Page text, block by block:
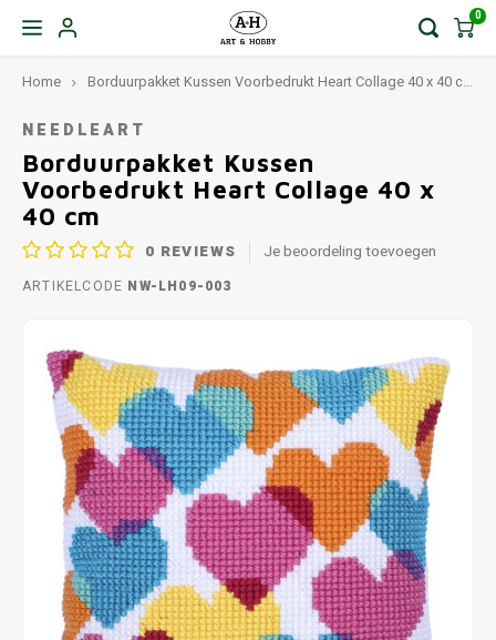
0
Home Borduurpakket Kussen Voorbedrukt Heart Collage 40 x 40 cm
NEEDLEART
Borduurpakket Kussen
Voorbedrukt Heart Collage 40 x
40 cm
0 REVIEWS Je beoordeling toevoegen
ARTIKELCODE NW-LH09-003